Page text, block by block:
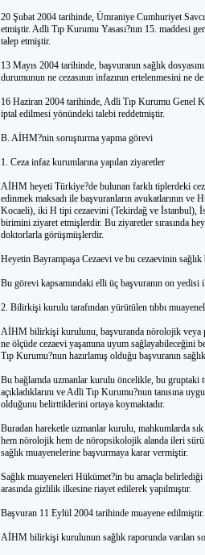
20 Şubat 2004 tarihinde, Ümraniye Cumhuriyet
etmiştir. Adli Tıp Kurumu Yasası?nın 15. maddesi
talep etmiştir.
13 Mayıs 2004 tarihinde, başvuranın sağlık
durumunun ne cezasının infazının ertelenmesini ne
16 Haziran 2004 tarihinde, Adli Tıp Kurumu Genel
iptal edilmesi yönündeki talebi reddetmiştir.
B. AİHM?nin soruşturma yapma görevi
1. Ceza infaz kurumlarına yapılan ziyaretler
AİHM heyeti Türkiye?de bulunan farklı tiplerdeki
edinmek maksadı ile başvuranların avukatlarının
Kocaeli), iki H tipi cezaevini (Tekirdağ ve İstanbul),
birimini ziyaret etmişlerdir. Bu ziyaretler sırasında
doktorlarla görüşmüşlerdir.
Heyetin Bayrampaşa Cezaevi ve bu cezaevinin
Bu görevi kapsamındaki elli üç başvuranın on
2. Bilirkişi kurulu tarafından yürütülen tıbbı
AİHM bilirkişi kurulunu, başvuranda nörolojik veya
ne ölçüde cezaevi yaşamına uyum
Tıp Kurumu?nun hazırlamış olduğu başvuranın
Bu bağlamda uzmanlar kurulu öncelikle, bu gruptaki
açıkladıklarını ve Adli Tıp Kurumu?nun tanısına
olduğunu belirttiklerini ortaya koymaktadır.
Buradan hareketle uzmanlar kurulu, mahkumlarda sık
hem nörolojik hem de nöropsikolojik alanda ileri
sağlık muayenelerine başvurmaya karar vermiştir.
Sağlık muayeneleri Hükümet?in bu amaçla
arasında gizlilik ilkesine riayet edilerek yapılmıştır.
Başvuran 11 Eylül 2004 tarihinde muayene edilmiştir.
AİHM bilirkişi kurulunun sağlık raporunda varılan